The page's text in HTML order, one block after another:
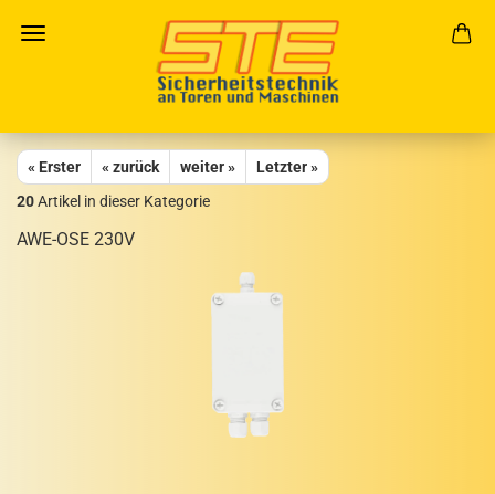
« Erster « zurück weiter »
Letzter »
20Artikel in dieser Kategorie
AWE-​OSE 230V